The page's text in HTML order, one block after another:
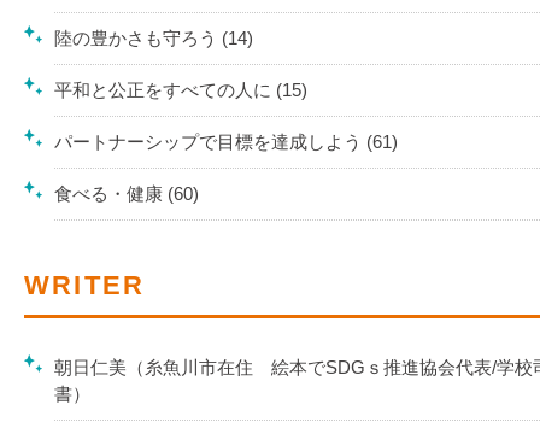
陸の豊かさも守ろう (14)
平和と公正をすべての人に (15)
パートナーシップで目標を達成しよう (61)
食べる・健康 (60)
WRITER
朝日仁美（糸魚川市在住 絵本でSDGｓ推進協会代表/学校
書）